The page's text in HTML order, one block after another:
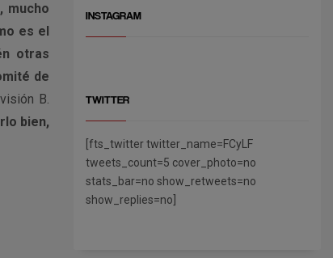
mucho
es el
otras
de
B.
bien,
INSTAGRAM
TWITTER
[fts_twitter twitter_name=FCyLF
tweets_count=5 cover_photo=no
stats_bar=no show_retweets=no
show_replies=no]